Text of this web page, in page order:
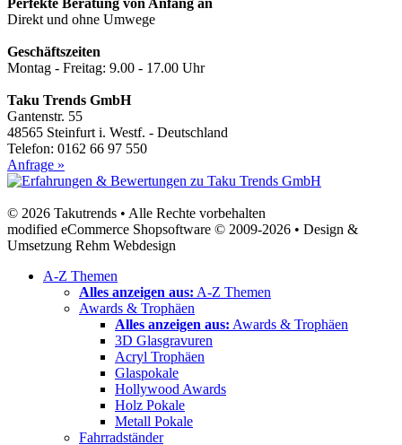
Perfekte Beratung von Anfang an
Direkt und ohne Umwege
Geschäftszeiten
Montag - Freitag: 9.00 - 17.00 Uhr
Taku Trends GmbH
Gantenstr. 55
48565 Steinfurt i. Westf. - Deutschland
Telefon: 0162 66 97 550
Anfrage »
© 2026 Takutrends • Alle Rechte vorbehalten
modified eCommerce Shopsoftware © 2009-2026 • Design &
Umsetzung Rehm Webdesign
A-Z Themen
Alles anzeigen aus: A-Z Themen
Awards & Trophäen
Alles anzeigen aus: Awards & Trophäen
3D Glasgravuren
Acryl Trophäen
Glaspokale
Hollywood Awards
Holz Pokale
Metall Pokale
Fahrradständer